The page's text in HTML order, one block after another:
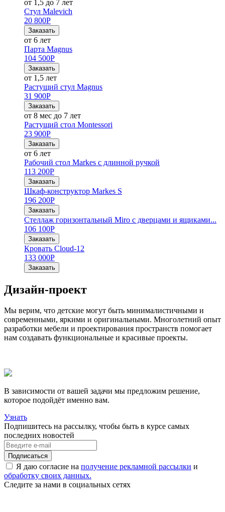
от 1,5 до 7 лет
Стул Malevich
20 800Р
Заказать
от 6 лет
Парта Magnus
104 500Р
Заказать
от 1,5 лет
Растущий стул Magnus
31 900Р
Заказать
от 8 мес до 7 лет
Растущий стол Montessori
23 900Р
Заказать
от 6 лет
Рабочий стол Markes с длинной ручкой
113 200Р
Заказать
Шкаф-конструктор Markes S
196 200Р
Заказать
Стеллаж горизонтальный Miro с дверцами и ящиками...
106 100Р
Заказать
Кровать Cloud-12
133 000Р
Заказать
Дизайн-проект
Мы верим, что детские могут быть минималистичными и
современными, яркими и оригинальными. Многолетний опыт
разработки мебели и проектирования пространств помогает
нам создавать функциональные и красивые проекты.
В зависимости от вашей задачи мы предложим решение,
которое подойдёт именно вам.
Узнать
Подпишитесь на рассылку, чтобы быть в курсе самых
последних новостей
Я даю согласие на получение рекламной рассылки и
обработку своих данных.
Следите за нами в социальных сетях